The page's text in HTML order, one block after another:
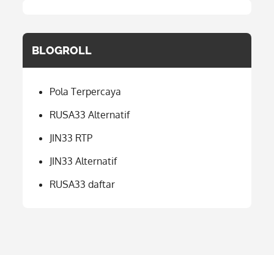
BLOGROLL
Pola Terpercaya
RUSA33 Alternatif
JIN33 RTP
JIN33 Alternatif
RUSA33 daftar